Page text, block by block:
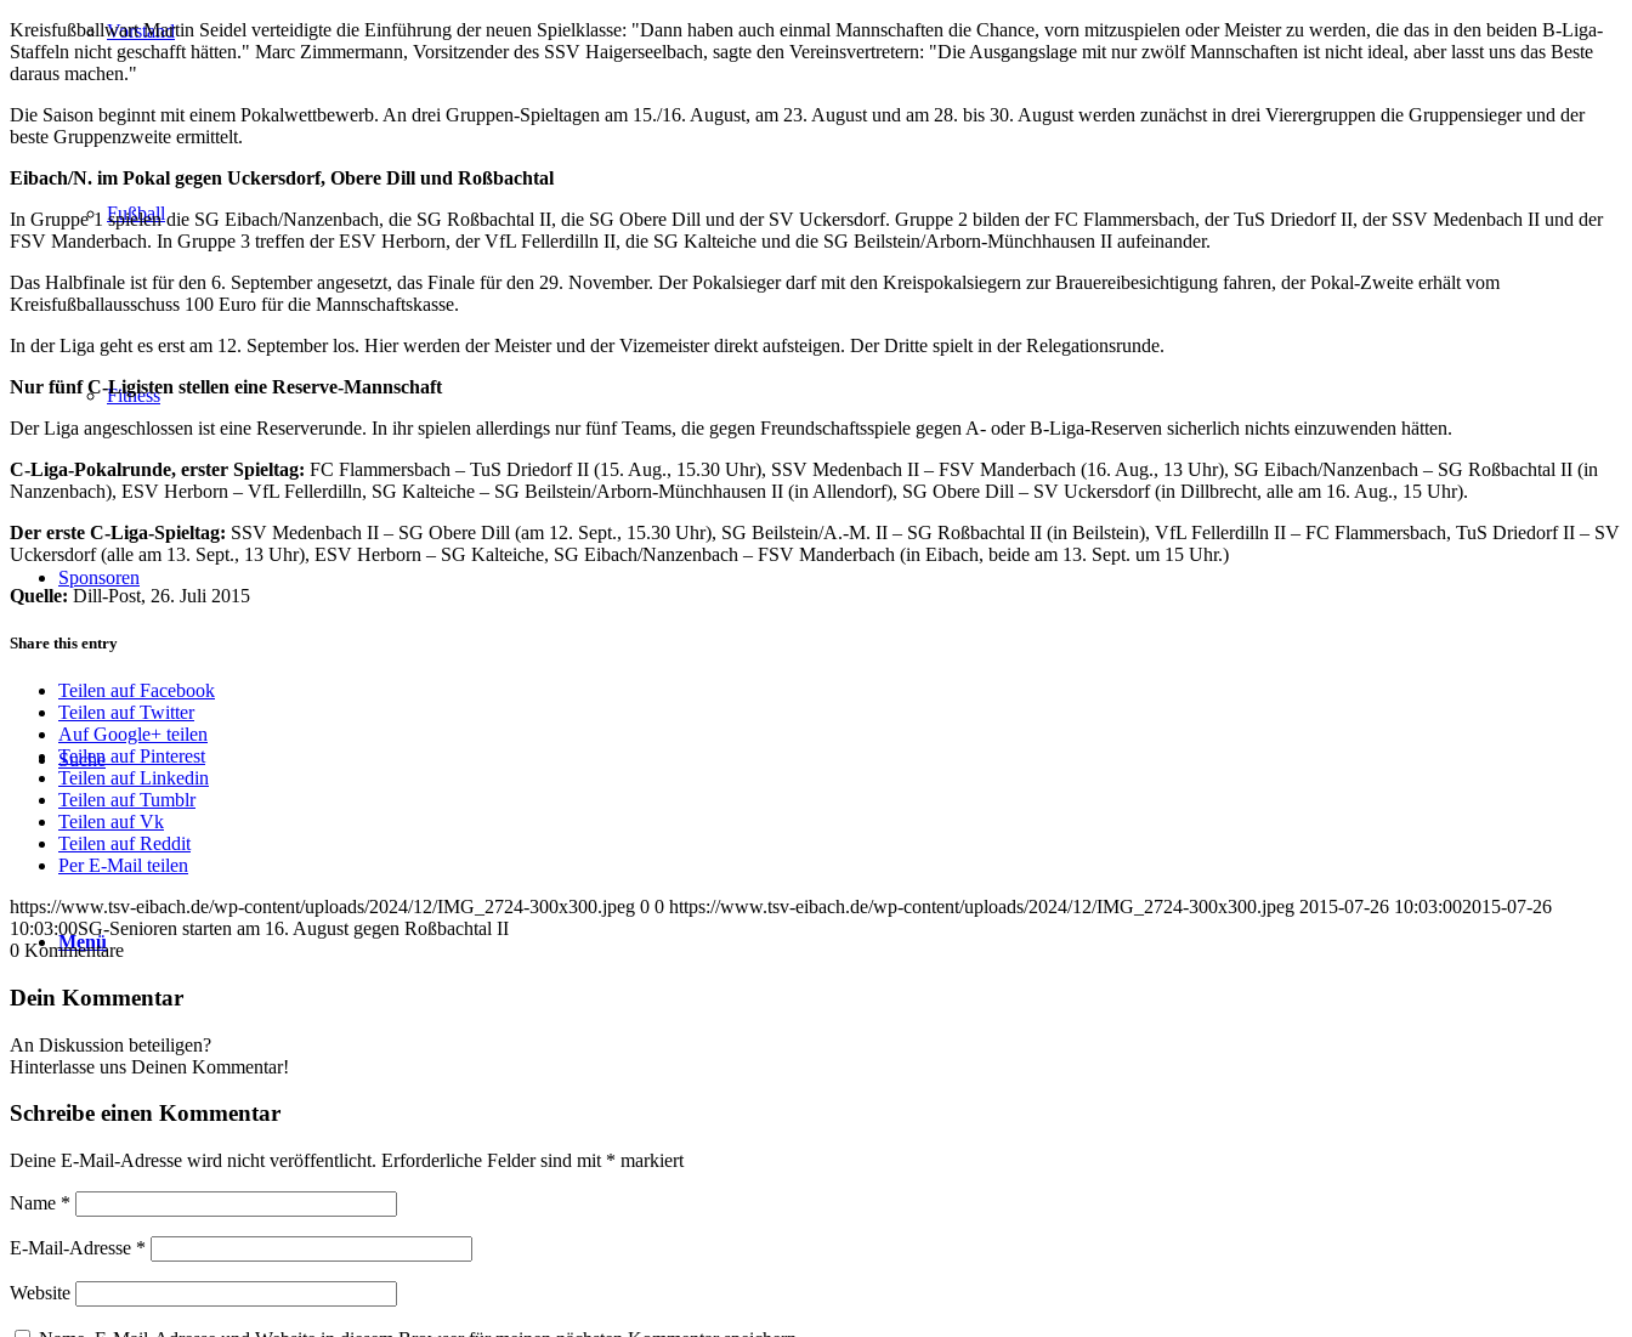
Vorstand
Fußball
Fitness
Sponsoren
Suche
Menü
Kreisfußballwart Martin Seidel verteidigte die Einführung der neuen Spielklasse: "Dann haben auch einmal Mannschaften die Chance, vorn mitzuspielen oder Meister zu werden, die das in den beiden B-Liga-
Staffeln nicht geschafft hätten." Marc Zimmermann, Vorsitzender des SSV Haigerseelbach, sagte den Vereinsvertretern: "Die Ausgangslage mit nur zwölf Mannschaften ist nicht ideal, aber lasst uns das Beste
daraus machen."
Die Saison beginnt mit einem Pokalwettbewerb. An drei Gruppen-Spieltagen am 15./16. August, am 23. August und am 28. bis 30. August werden zunächst in drei Vierergruppen die Gruppensieger und der
beste Gruppenzweite ermittelt.
Eibach/N. im Pokal gegen Uckersdorf, Obere Dill und Roßbachtal
In Gruppe 1 spielen die SG Eibach/Nanzenbach, die SG Roßbachtal II, die SG Obere Dill und der SV Uckersdorf. Gruppe 2 bilden der FC Flammersbach, der TuS Driedorf II, der SSV Medenbach II und der
FSV Manderbach. In Gruppe 3 treffen der ESV Herborn, der VfL Fellerdilln II, die SG Kalteiche und die SG Beilstein/Arborn-Münchhausen II aufeinander.
Das Halbfinale ist für den 6. September angesetzt, das Finale für den 29. November. Der Pokalsieger darf mit den Kreispokalsiegern zur Brauereibesichtigung fahren, der Pokal-Zweite erhält vom
Kreisfußballausschuss 100 Euro für die Mannschaftskasse.
In der Liga geht es erst am 12. September los. Hier werden der Meister und der Vizemeister direkt aufsteigen. Der Dritte spielt in der Relegationsrunde.
Nur fünf C-Ligisten stellen eine Reserve-Mannschaft
Der Liga angeschlossen ist eine Reserverunde. In ihr spielen allerdings nur fünf Teams, die gegen Freundschaftsspiele gegen A- oder B-Liga-Reserven sicherlich nichts einzuwenden hätten.
C-Liga-Pokalrunde, erster Spieltag: FC Flammersbach – TuS Driedorf II (15. Aug., 15.30 Uhr), SSV Medenbach II – FSV Manderbach (16. Aug., 13 Uhr), SG Eibach/Nanzenbach – SG Roßbachtal II (in
Nanzenbach), ESV Herborn – VfL Fellerdilln, SG Kalteiche – SG Beilstein/Arborn-Münchhausen II (in Allendorf), SG Obere Dill – SV Uckersdorf (in Dillbrecht, alle am 16. Aug., 15 Uhr).
Der erste C-Liga-Spieltag: SSV Medenbach II – SG Obere Dill (am 12. Sept., 15.30 Uhr), SG Beilstein/A.-M. II – SG Roßbachtal II (in Beilstein), VfL Fellerdilln II – FC Flammersbach, TuS Driedorf II – SV
Uckersdorf (alle am 13. Sept., 13 Uhr), ESV Herborn – SG Kalteiche, SG Eibach/Nanzenbach – FSV Manderbach (in Eibach, beide am 13. Sept. um 15 Uhr.)
Quelle: Dill-Post, 26. Juli 2015
Share this entry
Teilen auf Facebook
Teilen auf Twitter
Auf Google+ teilen
Teilen auf Pinterest
Teilen auf Linkedin
Teilen auf Tumblr
Teilen auf Vk
Teilen auf Reddit
Per E-Mail teilen
https://www.tsv-eibach.de/wp-content/uploads/2024/12/IMG_2724-300x300.jpeg 0 0 https://www.tsv-eibach.de/wp-content/uploads/2024/12/IMG_2724-300x300.jpeg 2015-07-26 10:03:002015-07-26
10:03:00SG-Senioren starten am 16. August gegen Roßbachtal II
0 Kommentare
Dein Kommentar
An Diskussion beteiligen?
Hinterlasse uns Deinen Kommentar!
Schreibe einen Kommentar
Deine E-Mail-Adresse wird nicht veröffentlicht. Erforderliche Felder sind mit * markiert
Name *
E-Mail-Adresse *
Website